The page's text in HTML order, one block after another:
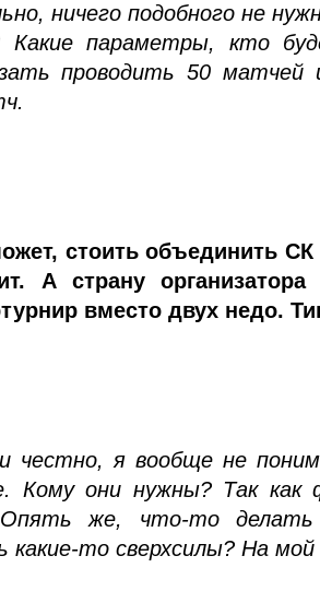
ничего подобного не
Какие параметры, кто
проводить 50 матчей
стоить объединить
А страну
вместо двух недо.
честно, я вообще не
Кому они нужны? Так как
же, что-то делать
какие-то сверхсилы? На